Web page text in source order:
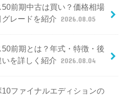
50前期中古は買い？価格相場
グレードを紹介 2026.08.05
50前期とは？年式・特徴・後
を詳しく紹介 2026.08.04
10ファイナルエディションの